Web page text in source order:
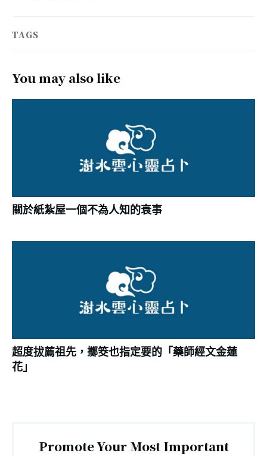
TAGS
You may also like
關於紙紮屋一個不為人知的衰事
超度拔薦祖先，擲筊也指定要的「藥師經文金蓮
花」
Promote Your Most Important